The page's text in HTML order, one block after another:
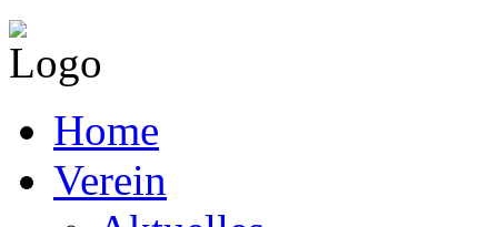
Home
Verein